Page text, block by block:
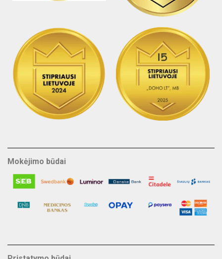
Mokėjimo būdai